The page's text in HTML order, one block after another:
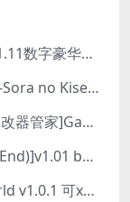
[刺客信条：影]v1.1.11数字豪华版全DLC
[空之轨迹 the 1st]-Sora no Kiseki the 1st-更新至v1.06.4-全DLC
[免费好用的游戏修改器管家]Game Cheats Manager
[尘末(Dust to the End)]v1.01 build9321107
[幻兽帕鲁]–Palworld v1.0.1 可xbox联机